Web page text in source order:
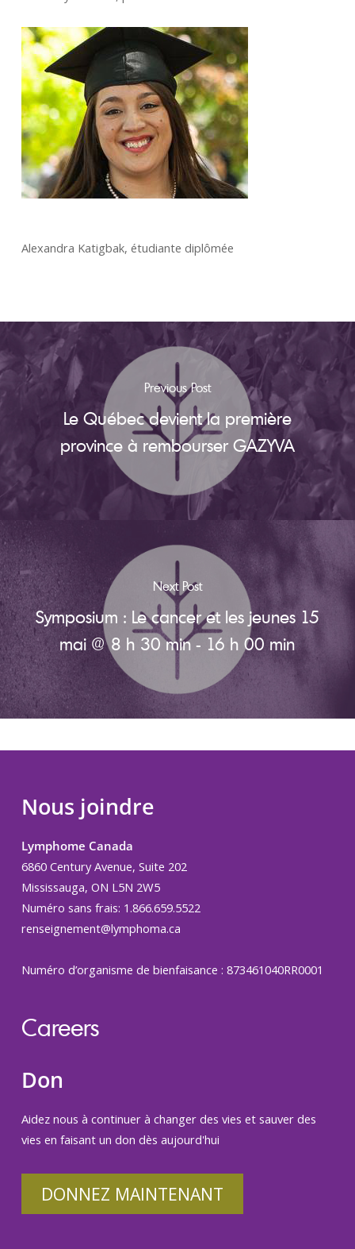
Alexandra Katigbak, étudiante diplômée
Previous Post
Le Québec devient la première
province à rembourser GAZYVA
Next Post
Symposium : Le cancer et les jeunes 15
mai @ 8 h 30 min - 16 h 00 min
Nous joindre
Lymphome Canada
6860 Century Avenue, Suite 202
Mississauga, ON L5N 2W5
Numéro sans frais: 1.866.659.5522
renseignement@lymphoma.ca
Numéro d’organisme de bienfaisance : 873461040RR0001
Careers
Don
Aidez nous à continuer à changer des vies et sauver des
vies en faisant un don dès aujourd'hui
DONNEZ MAINTENANT